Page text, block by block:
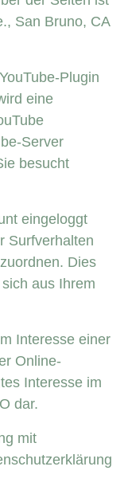
San Bruno, CA
Plugin
eine
Server
besucht
eingeloggt
Surfverhalten
Dies
aus Ihrem
Interesse einer
Online-
Interesse im
dar.
mit